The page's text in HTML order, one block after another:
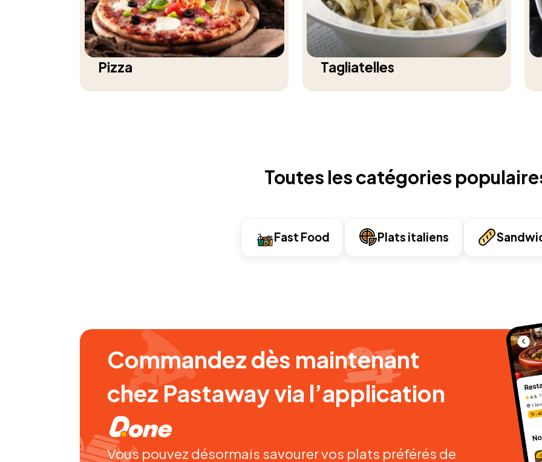
Pizza Tagliatelles
Toutes les catégories
Fast Food Plats italiens
Commandez dès maintenant
chez Pastaway via l’application
Vous pouvez désormais savourer vos plats préférés de